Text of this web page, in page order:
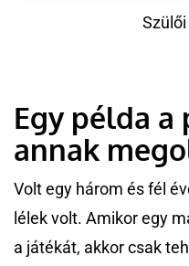
Szülői
Egy példa a
annak
Volt egy három és fél
lélek volt. Amikor egy
a játékát, akkor csak